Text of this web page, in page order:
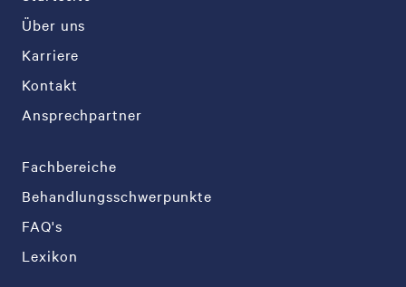
Über uns
Karriere
Kontakt
Ansprechpartner
Fachbereiche
Behandlungsschwerpunkte
FAQ's
Lexikon